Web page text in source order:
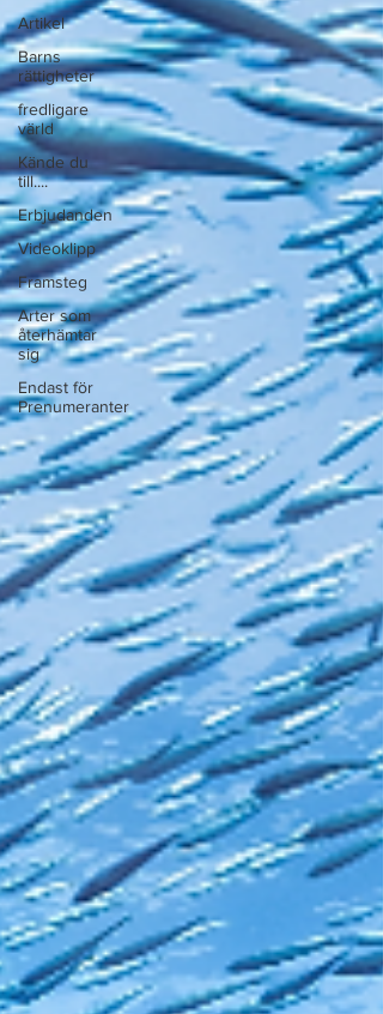
Artikel
Barns
rättigheter
fredligare
värld
Kände du
till....
Erbjudanden
Videoklipp
Framsteg
Arter som
återhämtar
sig
Endast för
Prenumeranter